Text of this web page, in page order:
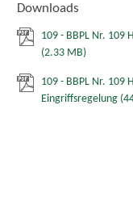
Downloads
109 - BBPL Nr. 109
(2.33 MB)
109 - BBPL Nr. 109
Eingriffsregelung